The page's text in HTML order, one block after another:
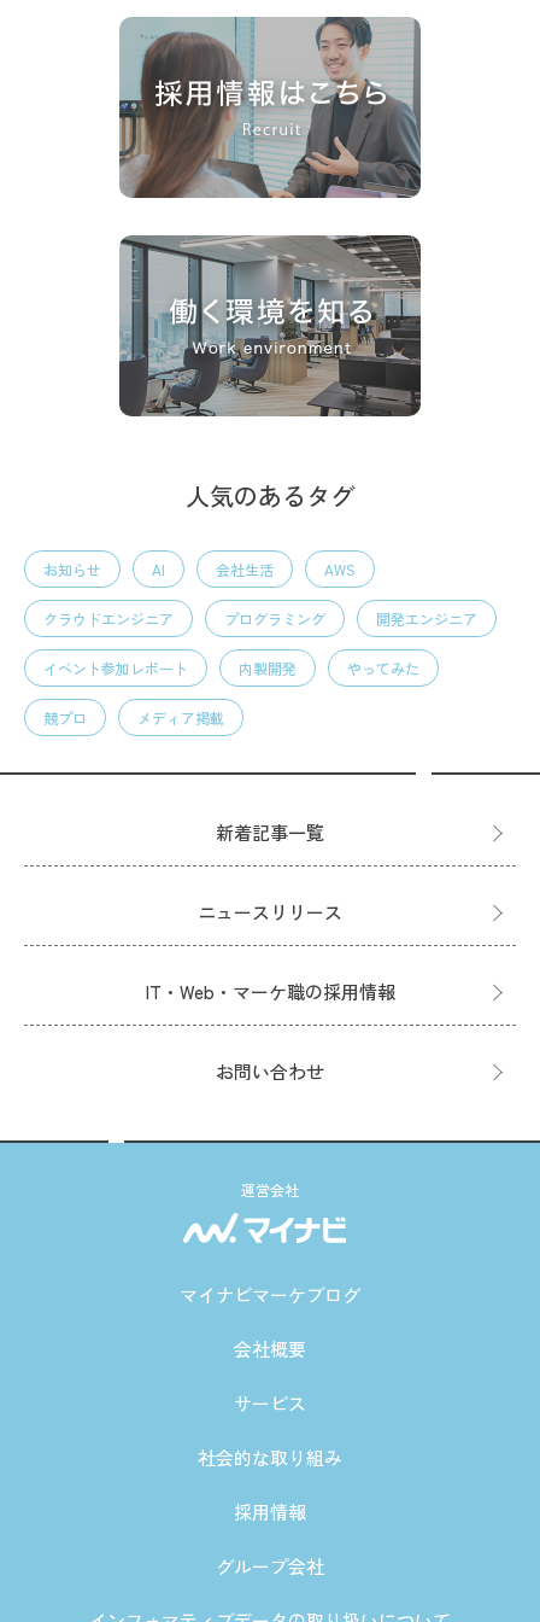
人気のあるタグ
お知らせ AI 会社生活 AWS
クラウドエンジニア プログラミング 開発エンジニア
イベント参加レポート 内製開発 やってみた
競プロ メディア掲載
新着記事一覧
ニュースリリース
IT・Web・マーケ職の採用情報
お問い合わせ
運営会社
マイナビマーケブログ
会社概要
サービス
社会的な取り組み
採用情報
グループ会社